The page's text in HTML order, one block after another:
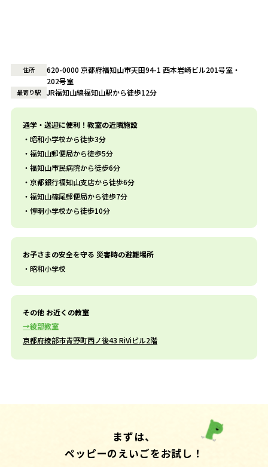
住所
620-0000 京都府福知山市天田94-1 西本岩崎ビル201号室・
202号室
最寄り駅 JR福知山線福知山駅から徒歩12分
通学・送迎に便利！教室の近隣施設
昭和小学校から徒歩3分
福知山郵便局から徒歩5分
福知山市民病院から徒歩6分
京都銀行福知山支店から徒歩6分
福知山篠尾郵便局から徒歩7分
惇明小学校から徒歩10分
お子さまの安全を守る 災害時の避難場所
昭和小学校
その他 お近くの教室
綾部教室
京都府綾部市青野町西ノ後43 RiViビル2階
まずは、
ペッピーのえいごをお試し！